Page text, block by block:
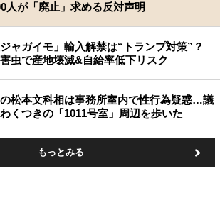
人が「廃止」求める反対声明
ジャガイモ」輸入解禁は“トランプ対策”？
虫で産地壊滅&自給率低下リスク
松本文科相は事務所室内で性行為疑惑…議
くつきの「1011号室」周辺を歩いた
もっとみる